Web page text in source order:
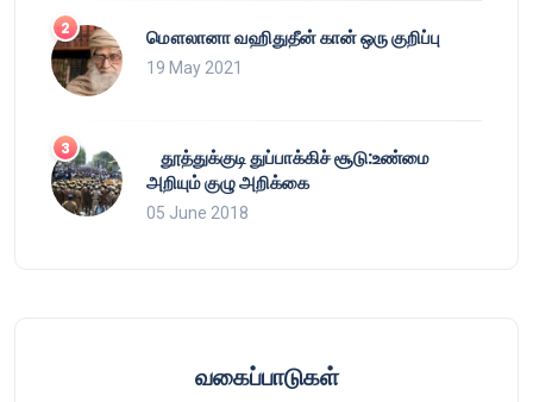
மௌலானா வஹிதுதீன் கான் ஒரு குறிப்பு
19 May 2021
தூத்துக்குடி துப்பாக்கிச் சூடு:உண்மை
அறியும் குழு அறிக்கை
05 June 2018
வகைப்பாடுகள்